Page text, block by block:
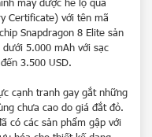
máy được hé lộ qua
Certificate) với tên mã
Snapdragon 8 Elite sản
5.000 mAh với sạc
3.500 USD.
cạnh tranh gay gắt những
chưa cao do giá đắt đỏ.
có các sản phẩm gập với
nhất
tìm kiếm